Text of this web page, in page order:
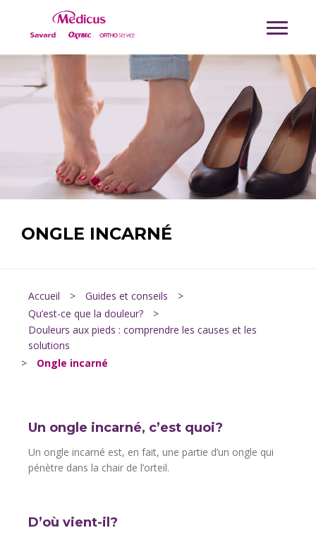
ONGLE INCARNÉ
Accueil > Guides et conseils
>
Qu’est-ce que la douleur?
>
Douleurs aux pieds : comprendre les causes et les
solutions
>
Ongle incarné
Un ongle incarné, c’est quoi?
Un ongle incarné est, en fait, une partie d’un ongle qui
pénètre dans la chair de l’orteil.
D’où vient-il?